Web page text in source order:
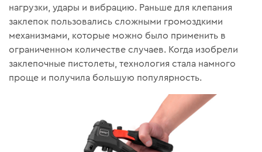
нагрузки, удары и вибрацию. Раньше для клепания
заклепок пользовались сложными громоздкими
механизмами, которые можно было применить в
ограниченном количестве случаев. Когда изобрели
заклепочные пистолеты, технология стала намного
проще и получила большую популярность.